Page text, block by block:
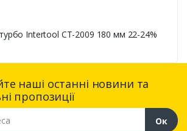
Intertool CT-2009 180 мм 22-24%
наші останні новини та
пропозиції
Ок